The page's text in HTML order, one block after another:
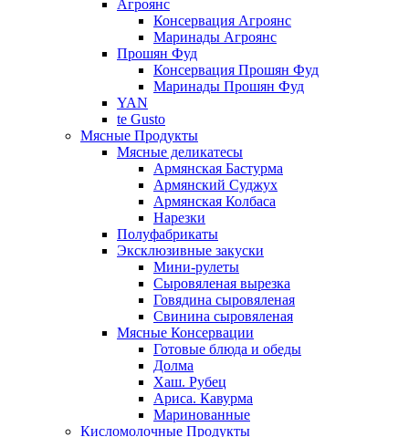
Агроянс
Консервация Агроянс
Маринады Агроянс
Прошян Фуд
Консервация Прошян Фуд
Маринады Прошян Фуд
YAN
te Gusto
Мясные Продукты
Мясные деликатесы
Армянская Бастурма
Армянский Суджух
Армянская Колбаса
Нарезки
Полуфабрикаты
Эксклюзивные закуски
Мини-рулеты
Сыровяленая вырезка
Говядина сыровяленая
Свинина сыровяленая
Мясные Консервации
Готовые блюда и обеды
Долма
Хаш. Рубец
Ариса. Кавурма
Маринованные
Кисломолочные Продукты